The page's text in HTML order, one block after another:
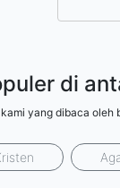
di
yang dibaca oleh